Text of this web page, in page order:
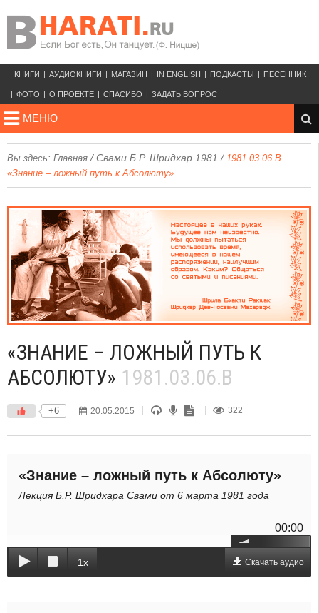
КНИГИ АУДИОКНИГИ МАГАЗИН IN ENGLISH ПОДКАСТЫ ПЕСЕННИК
ФОТО О ПРОЕКТЕ СПАСИБО ЗАДАТЬ ВОПРОС
МЕНЮ
Вы здесь: Главная /Свами Б.Р. Шридхар 1981 / 1981.03.06.B
«Знание – ложный путь к Абсолюту»
«ЗНАНИЕ – ЛОЖНЫЙ ПУТЬ К
АБСОЛЮТУ» 1981.03.06.B
+6 20.05.2015 322
«Знание – ложный путь к Абсолюту»
Лекция Б.Р. Шридхара Свами от 6 марта 1981 года
00:00
1x Скачать аудио